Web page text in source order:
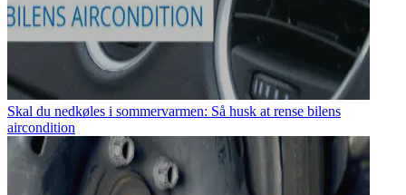
Skal du nedkøles i sommervarmen: Så husk at rense bilens
aircondition